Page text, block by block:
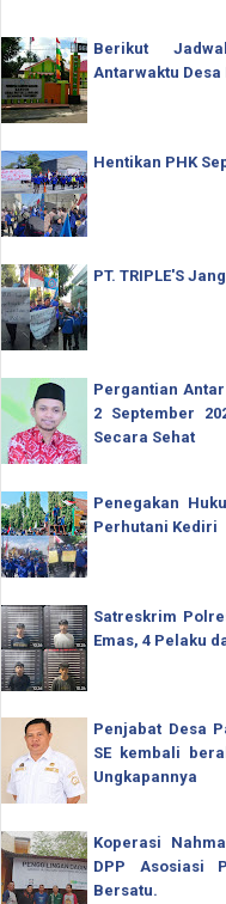
Berikut
Antarwaktu
Hentikan PHK
PT. TRIPLE'S
Pergantian Antar
2 September
Secara Sehat
Penegakan
Perhutani Kediri
Satreskrim
Emas, 4 Pelaku
Penjabat Desa
SE kembali
Ungkapannya
Koperasi
DPP Asosiasi
Bersatu.